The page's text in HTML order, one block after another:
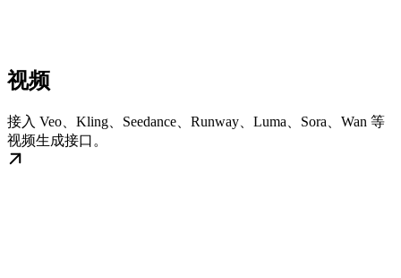
视频
接入 Veo、Kling、Seedance、Runway、Luma、Sora、Wan 等
视频生成接口。